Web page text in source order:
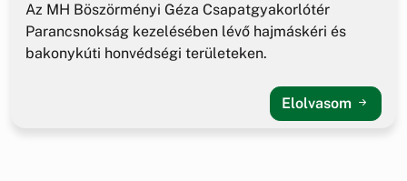
Az MH Böszörményi Géza Csapatgyakorlótér
Parancsnokság kezelésében lévő hajmáskéri és
bakonykúti honvédségi területeken.
Elolvasom